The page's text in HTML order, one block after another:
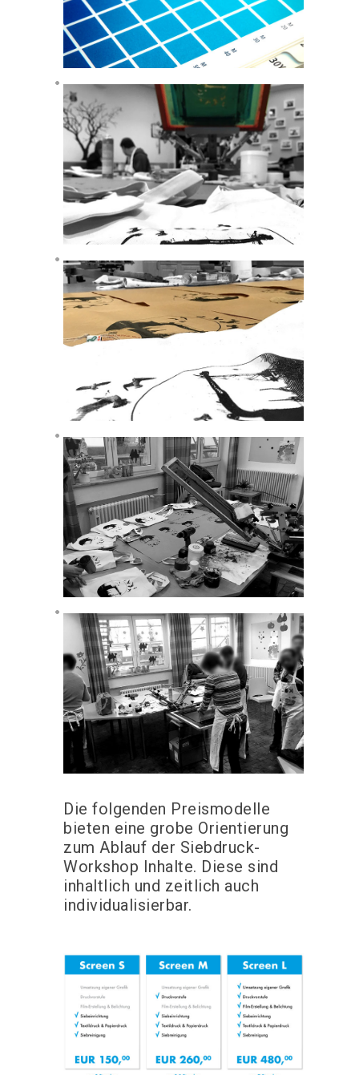
Die folgenden Preismodelle
bieten eine grobe Orientierung
zum Ablauf der Siebdruck-
Workshop Inhalte. Diese sind
inhaltlich und zeitlich auch
individualisierbar.